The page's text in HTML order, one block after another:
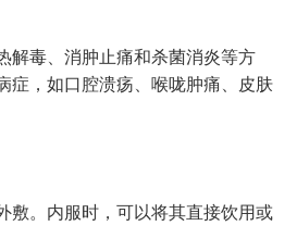
解毒、消肿止痛和杀菌消炎等方
症，如口腔溃疡、喉咙肿痛、皮肤
敷。内服时，可以将其直接饮用或